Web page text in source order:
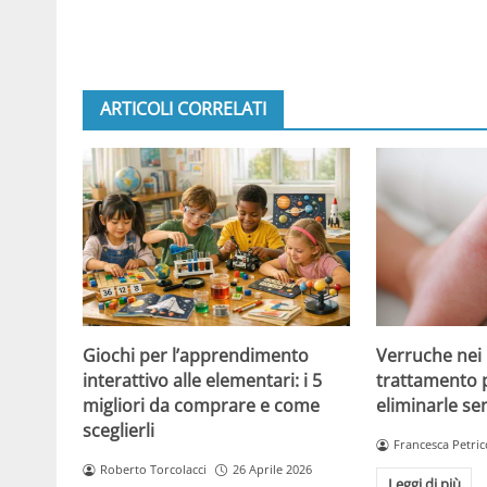
ARTICOLI CORRELATI
Giochi per l’apprendimento
interattivo alle elementari: i 5
migliori da comprare e come
sceglierli
Roberto Torcolacci 26 Aprile 2026
Verruche
trattamento
eliminarle
Francesca